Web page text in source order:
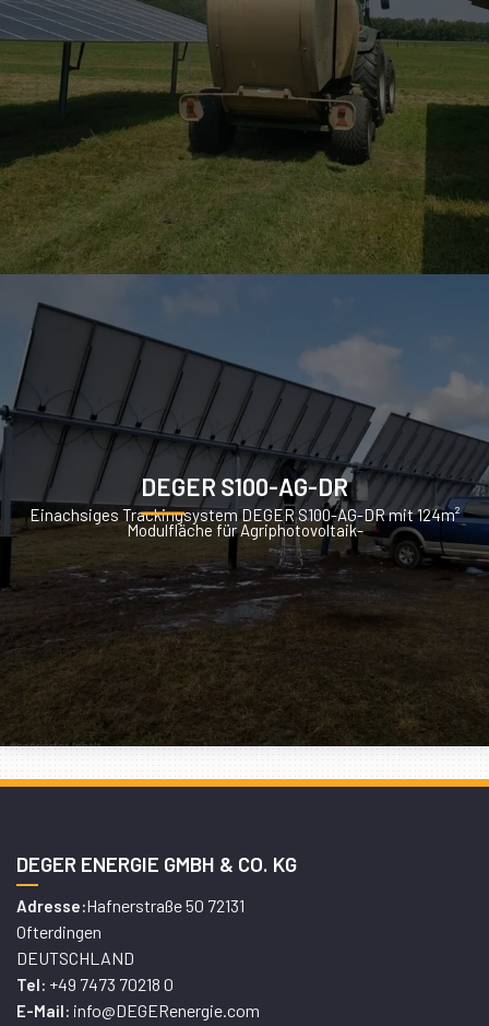
DEGER S100-AG-DR
Einachsiges Trackingsystem DEGER S100-AG-DR mit 124m²
Modulfläche für Agriphotovoltaik-
DEGER ENERGIE GMBH & CO. KG
Adresse:Hafnerstraße 50 72131
Ofterdingen
DEUTSCHLAND
Tel: +49 7473 70218 0
E-Mail: info@DEGERenergie.com